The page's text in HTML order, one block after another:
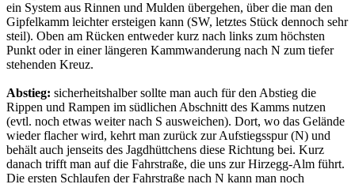
ein System aus Rinnen und Mulden übergehen, über die man den
Gipfelkamm leichter ersteigen kann (SW, letztes Stück dennoch sehr
steil). Oben am Rücken entweder kurz nach links zum höchsten
Punkt oder in einer längeren Kammwanderung nach N zum tiefer
stehenden Kreuz.
Abstieg: sicherheitshalber sollte man auch für den Abstieg die
Rippen und Rampen im südlichen Abschnitt des Kamms nutzen
(evtl. noch etwas weiter nach S ausweichen). Dort, wo das Gelände
wieder flacher wird, kehrt man zurück zur Aufstiegsspur (N) und
behält auch jenseits des Jagdhüttchens diese Richtung bei. Kurz
danach trifft man auf die Fahrstraße, die uns zur Hirzegg-Alm führt.
Die ersten Schlaufen der Fahrstraße nach N kann man noch